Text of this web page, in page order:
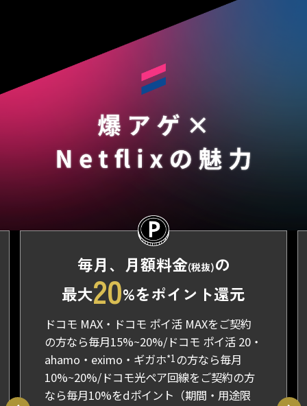
毎月、月額料金(税抜)の
最大20%をポイント還元
ドコモ MAX・ドコモ ポイ活 MAXをご契約
の方なら毎月15%~20%/ドコモ ポイ活 20・
ahamo・eximo・ギガホ*1の方なら毎月
10%~20%/ドコモ光ペア回線をご契約の方
なら毎月10%をdポイント（期間・用途限